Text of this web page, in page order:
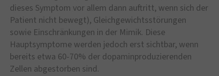
dieses Symptom vor allem dann auftritt, wenn sich der
Patient nicht bewegt), Gleichgewichtsstörungen
sowie Einschränkungen in der Mimik. Diese
Hauptsymptome werden jedoch erst sichtbar, wenn
bereits etwa 60-70% der dopaminproduzierenden
Zellen abgestorben sind.